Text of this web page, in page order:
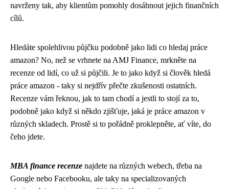
navrženy tak, aby klientům pomohly dosáhnout jejich finančních
cílů.
Hledáte spolehlivou půjčku podobně jako lidi co hledaj práce
amazon? No, než se vrhnete na AMJ Finance, mrkněte na
recenze od lidí, co už si půjčili. Je to jako když si člověk hledá
práce amazon - taky si nejdřív přečte zkušenosti ostatních.
Recenze vám řeknou, jak to tam chodí a jestli to stojí za to,
podobně jako když si někdo zjišťuje, jaká je práce amazon v
různých skladech. Prostě si to pořádně proklepněte, ať víte, do
čeho jdete.
MBA finance recenze najdete na různých webech, třeba na
Google nebo Facebooku, ale taky na specializovaných